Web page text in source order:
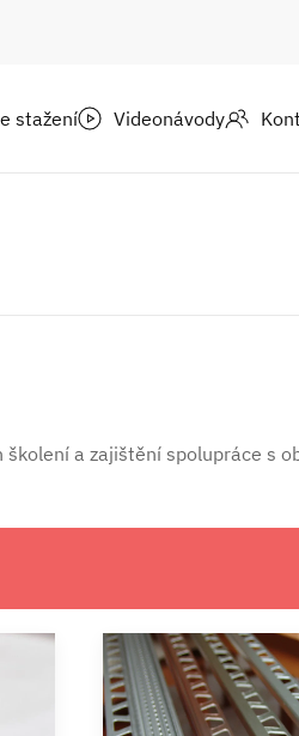
stažení Videonávody
a zajištění spolupráce s